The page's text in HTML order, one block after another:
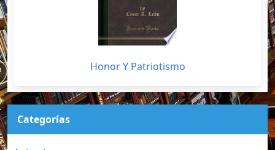
Honor Y Patriotismo
Categorías